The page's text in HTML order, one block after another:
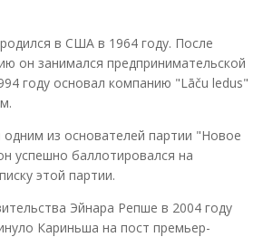
в США в 1964 году. После
он занимался предпринимательской
году основал компанию "Lāču ledus"
из основателей партии "Новое
успешно баллотировался на
этой партии.
Эйнара Репше в 2004 году
Кариньша на пост премьер-